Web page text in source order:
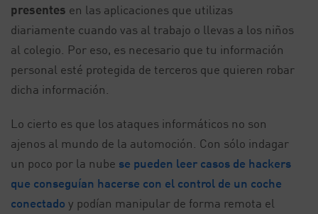
presentes en las aplicaciones que utilizas
diariamente cuando vas al trabajo o llevas a los niños
al colegio. Por eso, es necesario que tu información
personal esté protegida de terceros que quieren robar
dicha información.
Lo cierto es que los ataques informáticos no son
ajenos al mundo de la automoción. Con sólo indagar
un poco por la nube se pueden leer casos de hackers
que conseguían hacerse con el control de un coche
conectado y podían manipular de forma remota el